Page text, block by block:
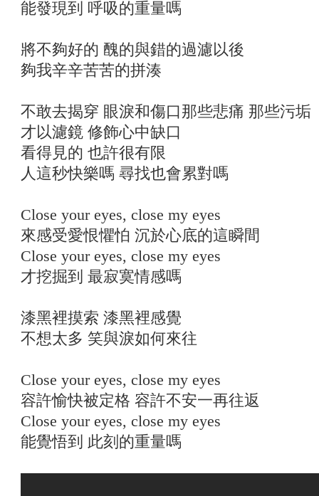
能發現到 呼吸的重量嗎
將不夠好的 醜的與錯的過濾以後
夠我辛辛苦苦的拼湊
不敢去揭穿 眼淚和傷口那些悲痛 那些污垢
才以濾鏡 修飾心中缺口
看得見的 也許很有限
人這秒快樂嗎 尋找也會累對嗎
Close your eyes, close my eyes
來感受愛恨懼怕 沉於心底的這瞬間
Close your eyes, close my eyes
才挖掘到 最寂寞情感嗎
漆黑裡摸索 漆黑裡感覺
不想太多 笑與淚如何來往
Close your eyes, close my eyes
容許愉快被定格 容許不安一再往返
Close your eyes, close my eyes
能覺悟到 此刻的重量嗎